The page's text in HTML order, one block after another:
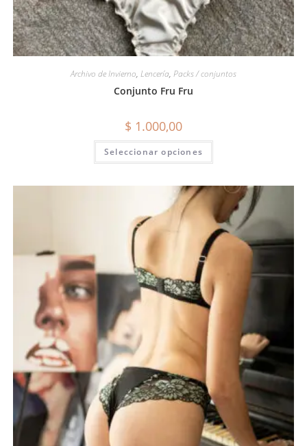
Archivo de Invierno, Lencería, Packs / conjuntos
Conjunto Fru Fru
$ 1.000,00
Seleccionar opciones